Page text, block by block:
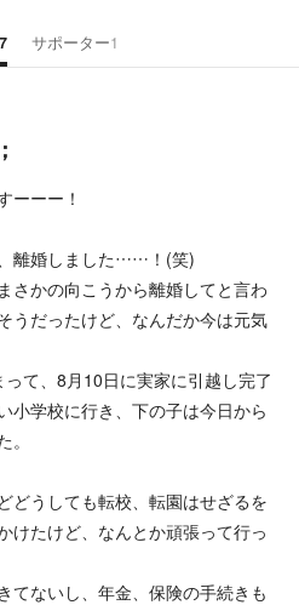
7 サポーター1
ーーー！
離婚しました……！(笑)
さかの向こうから離婚してと言わ
うだったけど、なんだか今は元気
て、8月10日に実家に引越し完了
小学校に行き、下の子は今日から
どうしても転校、転園はせざるを
けたけど、なんとか頑張って行っ
てないし、年金、保険の手続きも